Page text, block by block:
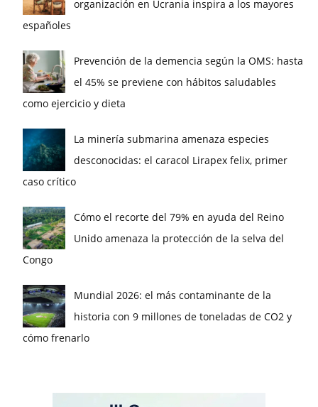
organización en Ucrania inspira a los mayores
españoles
Prevención de la demencia según la OMS: hasta
el 45% se previene con hábitos saludables
como ejercicio y dieta
La minería submarina amenaza especies
desconocidas: el caracol Lirapex felix, primer
caso crítico
Cómo el recorte del 79% en ayuda del Reino
Unido amenaza la protección de la selva del
Congo
Mundial 2026: el más contaminante de la
historia con 9 millones de toneladas de CO2 y
cómo frenarlo